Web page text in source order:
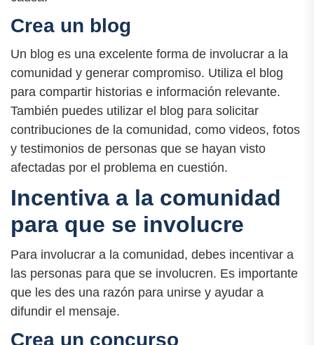
Crea un blog
Un blog es una excelente forma de involucrar a la
comunidad y generar compromiso. Utiliza el blog
para compartir historias e información relevante.
También puedes utilizar el blog para solicitar
contribuciones de la comunidad, como videos, fotos
y testimonios de personas que se hayan visto
afectadas por el problema en cuestión.
Incentiva a la comunidad
para que se involucre
Para involucrar a la comunidad, debes incentivar a
las personas para que se involucren. Es importante
que les des una razón para unirse y ayudar a
difundir el mensaje.
Crea un concurso